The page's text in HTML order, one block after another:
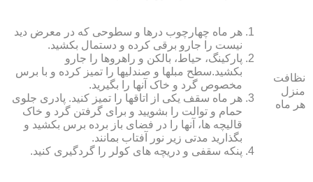
نظافت
منزل
هر ماه
هر ماه چهارچوب درها و سطوحی که در معرض دید
نیست را جارو برقی کرده و دستمال بکشید.
پارکینگ، حیاط، بالکن و راهروها را جارو
بکشید.سطح مبل‏ها و صندلی‏ها را تمیز کرده و با برس
مخصوص گرد و خاک آنها را بگیرید.
هر ماه سقف یکی از اتاق‏ها را تمیز کنید. پادری جلوی
حمام و توالت را بشویید و برای گرفتن گرد و خاک
قالیچه‏ ها، آنها را در فضای باز برده برس بکشید و
بگذارید مدتی زیر نور آفتاب بمانند.
پنکه سقفی و دریچه‏ های کولر را گردگیری کنید.